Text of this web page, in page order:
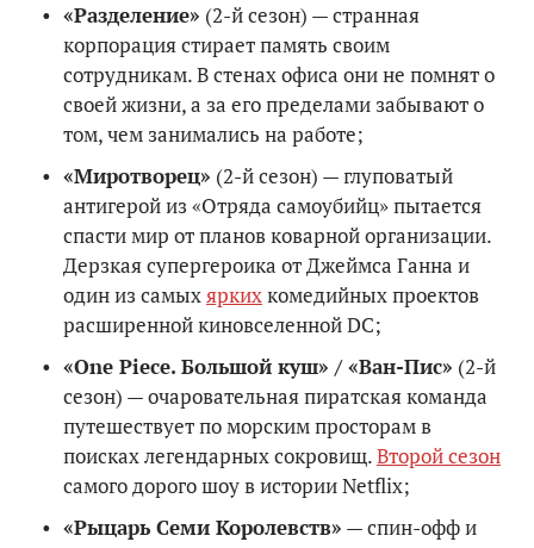
«Разделение» (2-й сезон) — странная
корпорация стирает память своим
сотрудникам. В стенах офиса они не помнят о
своей жизни, а за его пределами забывают о
том, чем занимались на работе;
«Миротворец» (2-й сезон) — глуповатый
антигерой из «Отряда самоубийц» пытается
спасти мир от планов коварной организации.
Дерзкая супергероика от Джеймса Ганна и
один из самыхяркихкомедийных проектов
расширенной киновселенной DC;
«One Piece. Большой куш» / «Ван-Пис» (2-й
сезон) — очаровательная пиратская команда
путешествует по морским просторам в
поисках легендарных сокровищ.Второй сезон
самого дорого шоу в истории Netflix;
«Рыцарь Семи Королевств» — спин-офф и